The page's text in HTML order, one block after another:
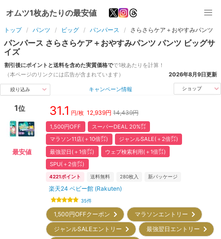
オムツ1枚あたりの最安値
トップ パンツ ビッグ パンパース さらさらケア＋おやすみパンツ
パンパース さらさらケア＋おやすみパンツ パンツ ビッグサ
イズ
割引後にポイントと送料を含めた実質価格でで1枚あたりを計算！
（本ページのリンクには広告が含まれています）
2026年8月9日更新
絞り込み キャンペーン情報 ショップ
1位
最安値
31.1 円/枚 12,939円 14,439円
1,500円OFF
スーパーDEAL 20%㌽
マラソン11店(＋10倍㌽)
ジャンルSALE(＋2倍㌽)
最強翌日(＋1倍㌽)
ウェブ検索利用(＋1倍㌽)
SPU(＋2倍㌽)
4221ポイント 送料無料 280枚入 新パッケージ
楽天24 ベビー館 (Rakuten)
35件
1,500円OFFクーポン
マラソンエントリー
ジャンルSALEエントリー
最強翌日エントリー